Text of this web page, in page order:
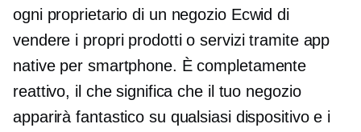
ogni proprietario di un negozio Ecwid di
vendere i propri prodotti o servizi tramite app
native per smartphone. È completamente
reattivo, il che significa che il tuo negozio
apparirà fantastico su qualsiasi dispositivo e i